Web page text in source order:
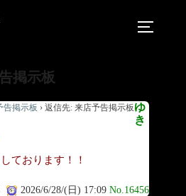
掲示板
告掲示板 › 返信先: 来店予告掲示板ゆ
き
ております！！
2026/6/28/(日) 17:09 No.16456